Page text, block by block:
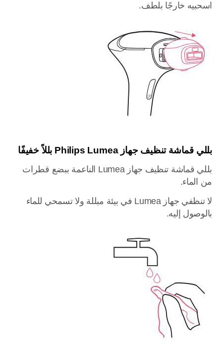
اسحبيه خارجًا بلطف.
بللي قماشة تنظيف جهاز Philips Lumea بللاً خفيفًا
بللي قماشة تنظيف جهاز Lumea الناعمة ببضع قطرات
من الماء.
لا تنظفي جهاز Lumea في بيئة مبللة ولا تسمحي للماء
بالوصول إليه.